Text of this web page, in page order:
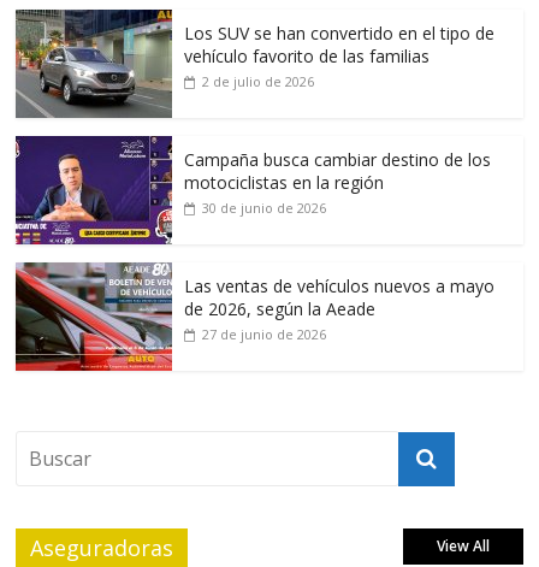
Los SUV se han convertido en el tipo de
vehículo favorito de las familias
2 de julio de 2026
Campaña busca cambiar destino de los
motociclistas en la región
30 de junio de 2026
Las ventas de vehículos nuevos a mayo
de 2026, según la Aeade
27 de junio de 2026
Aseguradoras View All